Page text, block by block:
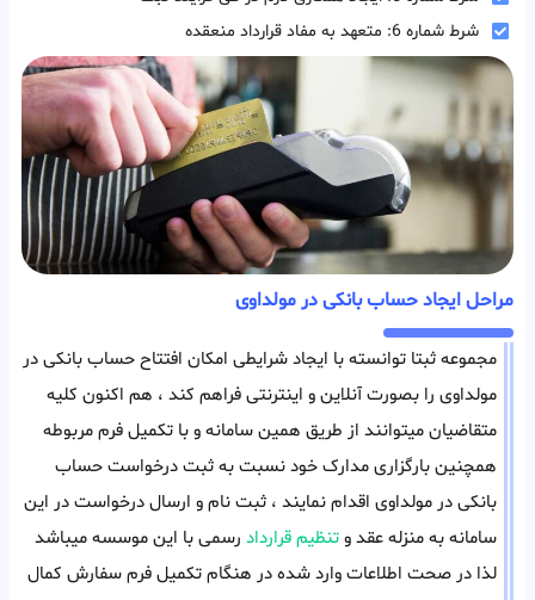
شرط شماره 6: متعهد به مفاد قرارداد منعقده
مراحل ایجاد حساب بانکی در مولداوی
مجموعه ثبتا توانسته با ایجاد شرایطی امکان افتتاح حساب بانکی در
مولداوی را بصورت آنلاین و اینترنتی فراهم کند ، هم اکنون کلیه
متقاضیان میتوانند از طریق همین سامانه و با تکمیل فرم مربوطه
همچنین بارگزاری مدارک خود نسبت به ثبت درخواست حساب
بانکی در مولداوی اقدام نمایند ، ثبت نام و ارسال درخواست در این
سامانه به منزله عقد وتنظیم قرارداد رسمی با این موسسه میباشد
لذا در صحت اطلاعات وارد شده در هنگام تکمیل فرم سفارش کمال